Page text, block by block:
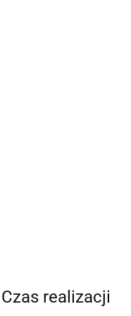
Czas realizacji